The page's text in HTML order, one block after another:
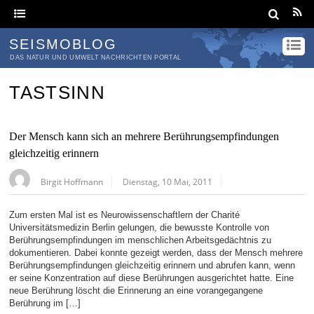
SEISMOBLOG
DAS NATUR UND UMWELT NACHRICHTEN PORTAL
TASTSINN
Der Mensch kann sich an mehrere Berührungsempfindungen
gleichzeitig erinnern
Birgit Hoffmann Dienstag, 10 Mai, 2011
Zum ersten Mal ist es Neurowissenschaftlern der Charité
Universitätsmedizin Berlin gelungen, die bewusste Kontrolle von
Berührungsempfindungen im menschlichen Arbeitsgedächtnis zu
dokumentieren. Dabei konnte gezeigt werden, dass der Mensch mehrere
Berührungsempfindungen gleichzeitig erinnern und abrufen kann, wenn
er seine Konzentration auf diese Berührungen ausgerichtet hatte. Eine
neue Berührung löscht die Erinnerung an eine vorangegangene
Berührung im […]